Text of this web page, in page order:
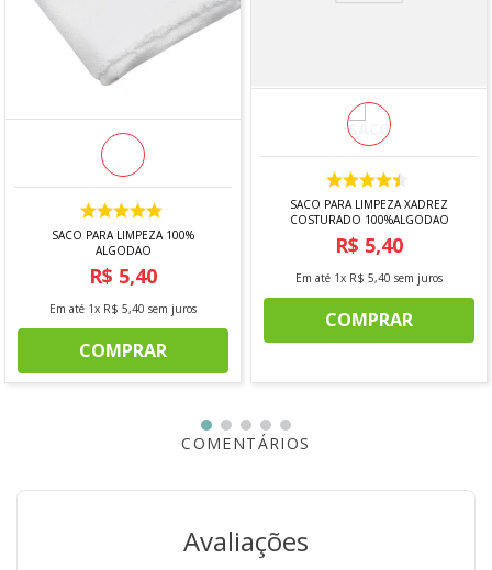
Contem:
SACO PARA LIMPEZA 100%
ALGODAO
R$ 5,40
Em até 1x R$ 5,40 sem juros
COMPRAR
SACO PARA LIMPEZA XADREZ
COSTURADO 100%ALGODAO
R$ 5,40
Em até 1x R$ 5,40 sem juros
COMPRAR
COMENTÁRIOS
Avaliações